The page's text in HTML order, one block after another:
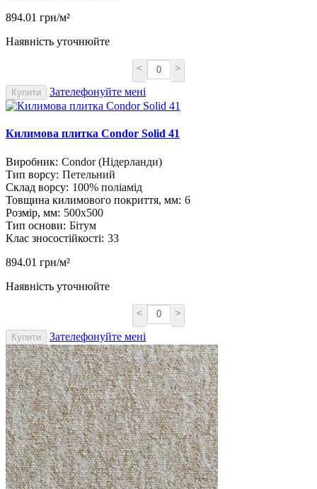
894.01 грн/м²
Наявність уточнюйте
< >
Купити Зателефонуйте мені
Килимова плитка Condor Solid 41
Виробник: Condor (Нідерланди)
Тип ворсу: Петельний
Склад ворсу: 100% поліамід
Товщина килимового покриття, мм: 6
Розмір, мм: 500х500
Тип основи: Бітум
Клас зносостійкості: 33
894.01 грн/м²
Наявність уточнюйте
< >
Купити Зателефонуйте мені